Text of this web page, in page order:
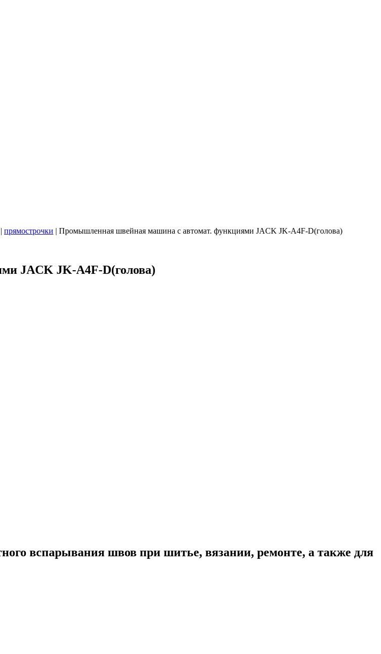
| прямострочки | Промышленная швейная машина с автомат. функциями JACK JK-A4F-D(голова)
JACK JK-A4F-D(голова)
вспарывания швов при шитье, вязании, ремонте, а также для